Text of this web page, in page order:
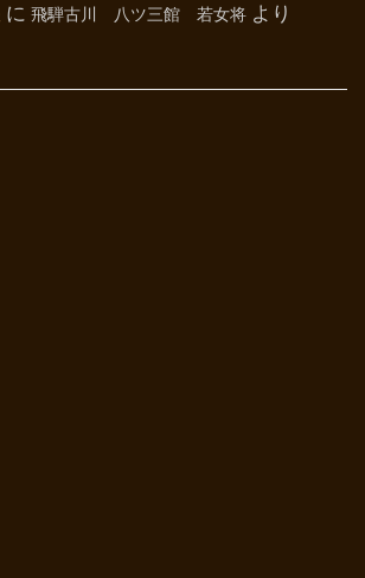
に 飛騨古川 八ツ三館 若女将 より